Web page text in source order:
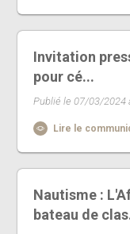
Invitation
pour cé...
Publié le 07/03/2024
Lire le
Nautisme :
bateau de